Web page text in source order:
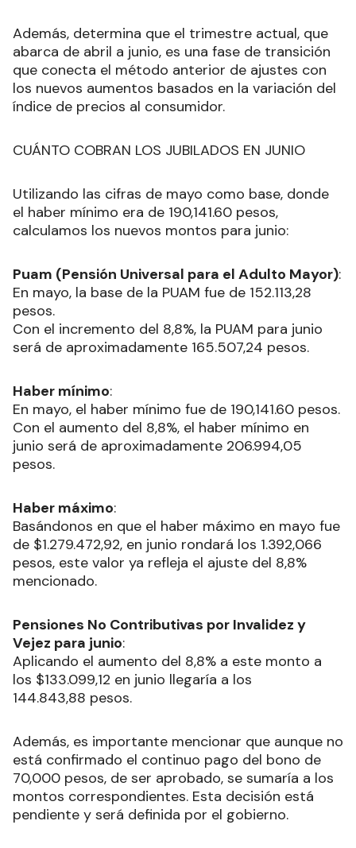
Además, determina que el trimestre actual, que
abarca de abril a junio, es una fase de transición
que conecta el método anterior de ajustes con
los nuevos aumentos basados en la variación del
índice de precios al consumidor.
CUÁNTO COBRAN LOS JUBILADOS EN JUNIO
Utilizando las cifras de mayo como base, donde
el haber mínimo era de 190,141.60 pesos,
calculamos los nuevos montos para junio:
Puam (Pensión Universal para el Adulto Mayor):
En mayo, la base de la PUAM fue de 152.113,28
pesos.
Con el incremento del 8,8%, la PUAM para junio
será de aproximadamente 165.507,24 pesos.
Haber mínimo:
En mayo, el haber mínimo fue de 190,141.60 pesos.
Con el aumento del 8,8%, el haber mínimo en
junio será de aproximadamente 206.994,05
pesos.
Haber máximo:
Basándonos en que el haber máximo en mayo fue
de $1.279.472,92, en junio rondará los 1.392,066
pesos, este valor ya refleja el ajuste del 8,8%
mencionado.
Pensiones No Contributivas por Invalidez y
Vejez para junio:
Aplicando el aumento del 8,8% a este monto a
los $133.099,12 en junio llegaría a los
144.843,88 pesos.
Además, es importante mencionar que aunque no
está confirmado el continuo pago del bono de
70,000 pesos, de ser aprobado, se sumaría a los
montos correspondientes. Esta decisión está
pendiente y será definida por el gobierno.